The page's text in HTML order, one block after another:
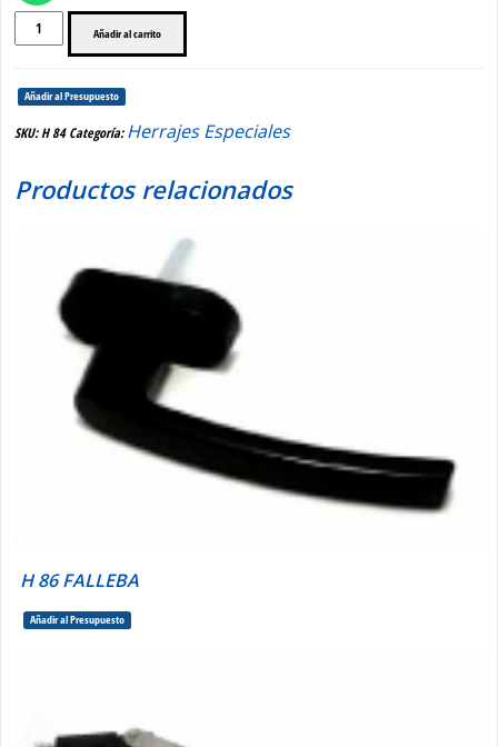
84
cantidad
Añadir al carrito
Añadir al Presupuesto
SKU:H 84 Categoría:Herrajes Especiales
Productos relacionados
H 86 FALLEBA
Añadir al Presupuesto